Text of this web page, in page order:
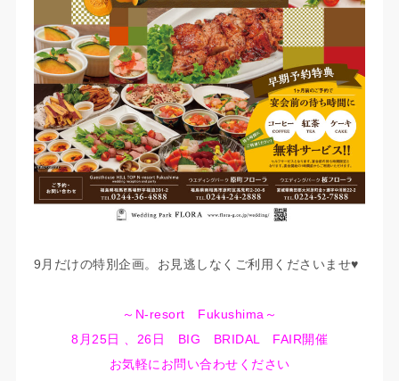
9月だけの特別企画。お見逃しなくご利用くださいませ♥
～N-resort Fukushima～
8月25日 、26日 BIG BRIDAL FAIR開催
お気軽にお問い合わせください